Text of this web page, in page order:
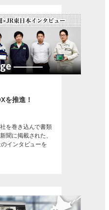
を推進！
を巻き込んで書類
聞に掲載された、
インタビューを